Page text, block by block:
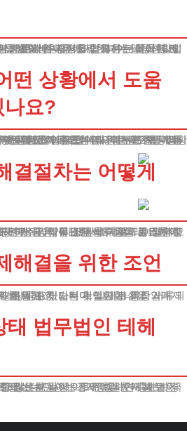
는 생계를 위협할 수 있는 심각한 상황입니다.
떤 상황에서 도움
나요?
촉 후에 이루어지는데요.
는 몇 가지 중요한 조건이 필요합니다.
차 등 모든 재산을 포함한 금액을 기준으로 합니다.
결절차는 어떻게
니다.
해결을 위한 조언
래제한을 당했다고 해서 포기하지 마세요.
서류 준비부터 법원 심사까지 꽤 많은 시간과 노력이 필요합니다.
법무법인 테헤
움도 동반하게 됩니다.